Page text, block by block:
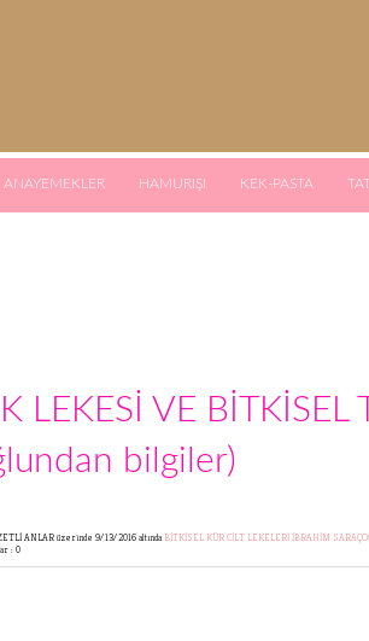
ANAYEMEKLER HAMURIŞI KEK-PASTA
LEKESİ VE
bilgiler)
ANLARüzerinde 9/13/2016 altında BİTKİSEL KÜR CİLT LEKELERİ İBRAHİM
: 0